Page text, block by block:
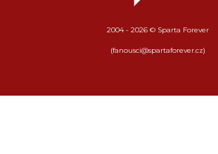
2004 - 2026 © Sparta Forever
(fanousci@spartaforever.cz)